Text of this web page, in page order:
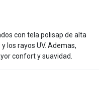
con tela polisap de alta
los rayos UV. Ademas,
confort y suavidad.